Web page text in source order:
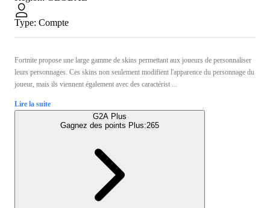
Type: Compte
Fortnite propose une large gamme de skins permettant aux joueurs de personnaliser
leurs personnages. Ces skins non seulement modifient l'apparence du personnage du
joueur, mais ils viennent également avec des caractérist ...
Lire la suite
G2A Plus
Gagnez des points Plus:265